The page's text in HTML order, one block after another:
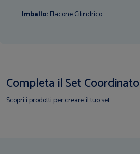
Imballo:Flacone Cilindrico
Completa il Set Coordinato
Scopri i prodotti per creare il tuo set